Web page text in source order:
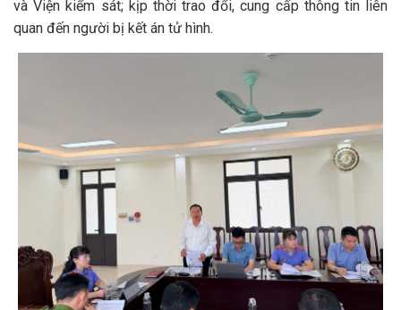
và Viện kiểm sát; kịp thời trao đổi, cung cấp thông tin liên
quan đến người bị kết án tử hình.